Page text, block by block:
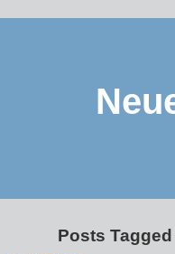
Posts Tagged